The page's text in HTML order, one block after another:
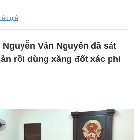
giả
Văn Nguyên đã sát
rồi dùng xăng đốt xác phi